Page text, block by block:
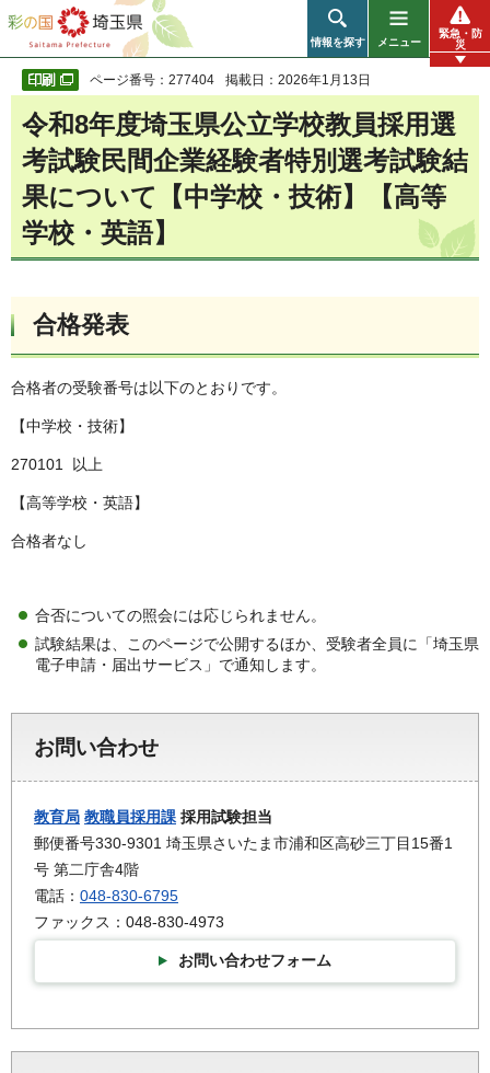
彩の国 埼玉県
情報を探す メニュー
緊急・防
災
ページ番号：277404 掲載日：2026年1月13日
令和8年度埼玉県公立学校教員採用選
考試験民間企業経験者特別選考試験結
果について【中学校・技術】【高等
学校・英語】
合格発表
合格者の受験番号は以下のとおりです。
【中学校・技術】
270101 以上
【高等学校・英語】
合格者なし
合否についての照会には応じられません。
試験結果は、このページで公開するほか、受験者全員に「埼玉県
電子申請・届出サービス」で通知します。
お問い合わせ
教育局 教職員採用課 採用試験担当
郵便番号330-9301 埼玉県さいたま市浦和区高砂三丁目15番1
号 第二庁舎4階
電話： 048-830-6795
ファックス：048-830-4973
お問い合わせフォーム